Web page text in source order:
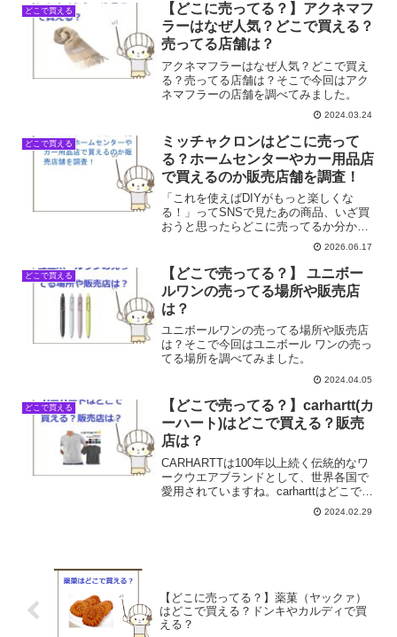
どこで買える
【どこに売ってる？】アクネマフ
ラーはなぜ人気？どこで買える？
売ってる店舗は？
アクネマフラーはなぜ人気？どこで買え
る？売ってる店舗は？そこで今回はアク
ネマフラーの店舗を調べてみました。
2024.03.24
どこで買える
ミッチャクロンはどこに売って
る？ホームセンターやカー用品店
で買えるのか販売店舗を調査！
「これを使えばDIYがもっと楽しくな
る！」ってSNSで見たあの商品、いざ買
おうと思ったらどこに売ってるか分から
なくなっちゃうこと、私だけじゃないで
すよね？私も最近、ミッチャクロンって
いうプライマーが気になっていて、仕事
帰りや買い物ついでに探...
2026.06.17
どこで買える
【どこで売ってる？】 ユニボー
ルワンの売ってる場所や販売店
は？
ユニボールワンの売ってる場所や販売店
は？そこで今回はユニボール ワンの売っ
てる場所を調べてみました。
2024.04.05
どこで買える
【どこで売ってる？】carhartt(カ
ーハート)はどこで買える？販売
店は？
CARHARTTは100年以上続く伝統的なワ
ークウエアブランドとして、世界各国で
愛用されていますね。carharttはどこで買
える？販売店は？そこで今回は
CARHARTTの売ってる場所を調べてみま
2024.02.29
【どこに売ってる？】薬菓（ヤックァ）
はどこで買える？ドンキやカルディで買
える？